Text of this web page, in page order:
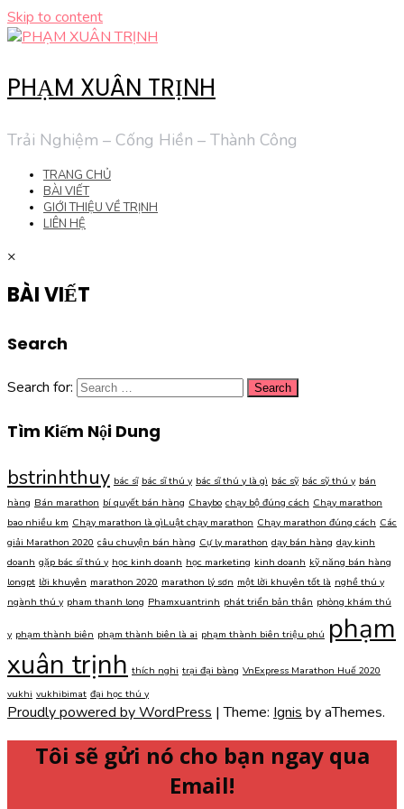
Skip to content
PHẠM XUÂN TRỊNH
Trải Nghiệm – Cống Hiền – Thành Công
TRANG CHỦ
BÀI VIẾT
GIỚI THIỆU VỀ TRỊNH
LIÊN HỆ
×
BÀI VIẾT
Search
Search for:
Tìm Kiếm Nội Dung
bstrinhthuy bác sĩ bác sĩ thú y bác sĩ thú y là gì bác sỹ bác sỹ thú y bán
hàng Bán marathon bí quyết bán hàng Chaybo chạy bộ đúng cách Chạy marathon
bao nhiều km Chạy marathon là gìLuật chạy marathon Chạy marathon đúng cách Các
giải Marathon 2020 câu chuyện bán hàng Cự ly marathon dạy bán hàng dạy kinh
doanh gặp bác sĩ thú y học kinh doanh học marketing kinh doanh kỹ năng bán hàng
longpt lời khuyên marathon 2020 marathon lý sơn một lời khuyên tốt là nghề thú y
ngành thú y pham thanh long Phamxuantrinh phát triển bản thân phòng khám thú
y phạm thành biên phạm thành biên là ai phạm thành biên triệu phú phạm
xuân trịnh thích nghi trại đại bàng VnExpress Marathon Huế 2020
vukhi vukhibimat đại học thú y
Proudly powered by WordPress |Theme: Ignisby aThemes.
Tôi sẽ gửi nó cho bạn ngay qua
Email!